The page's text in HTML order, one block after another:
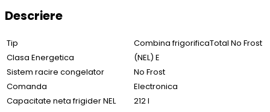
Descriere
Tip
Combina frigorificaTotal No Frost
Clasa Energetica
(NEL) E
Sistem racire congelator
No Frost
Comanda
Electronica
Capacitate neta frigider NEL
212 l